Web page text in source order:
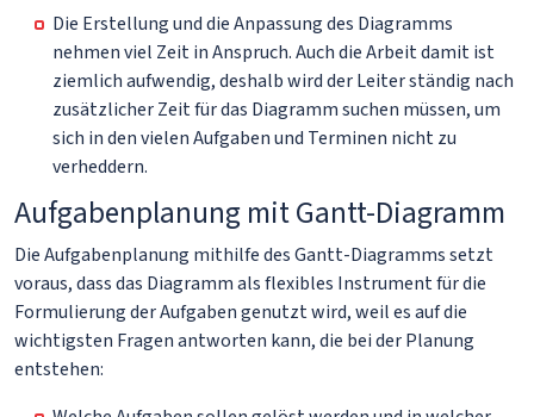
Die Erstellung und die Anpassung des Diagramms
nehmen viel Zeit in Anspruch. Auch die Arbeit damit ist
ziemlich aufwendig, deshalb wird der Leiter ständig nach
zusätzlicher Zeit für das Diagramm suchen müssen, um
sich in den vielen Aufgaben und Terminen nicht zu
verheddern.
Aufgabenplanung mit Gantt-Diagramm
Die Aufgabenplanung mithilfe des Gantt-Diagramms setzt
voraus, dass das Diagramm als flexibles Instrument für die
Formulierung der Aufgaben genutzt wird, weil es auf die
wichtigsten Fragen antworten kann, die bei der Planung
entstehen: